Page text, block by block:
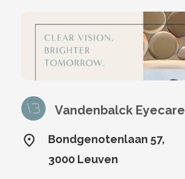
Vandenbalck Eyecare
Bondgenotenlaan 57,
3000 Leuven